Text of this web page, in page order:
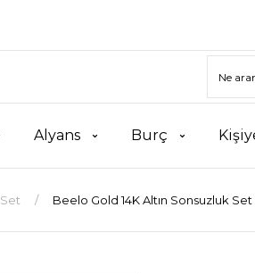
Alyans Burç
Set Beelo Gold 14K Altın Sonsuzluk Set